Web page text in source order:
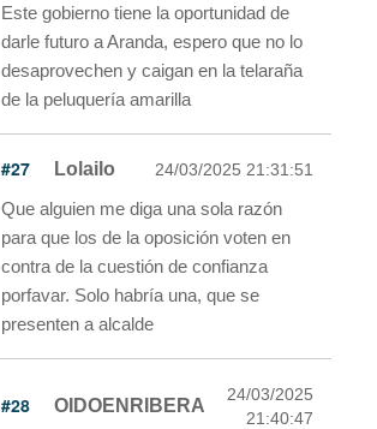
Este gobierno tiene la oportunidad de
darle futuro a Aranda, espero que no lo
desaprovechen y caigan en la telaraña
de la peluquería amarilla
#27 Lolailo 24/03/2025 21:31:51
Que alguien me diga una sola razón
para que los de la oposición voten en
contra de la cuestión de confianza
porfavar. Solo habría una, que se
presenten a alcalde
#28 OIDOENRIBERA
24/03/2025
21:40:47